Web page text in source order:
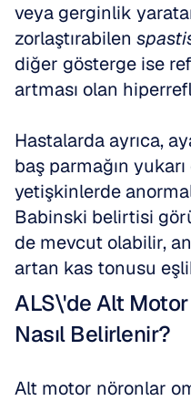
veya gerginlik
zorlaştırabilen
diğer gösterge ise
artması olan
Hastalarda ayrıca,
baş parmağın
yetişkinlerde
Babinski belirtisi
de mevcut olabilir,
artan kas tonusu
ALS\'de Alt Motor
Nasıl Belirlenir?
Alt motor nöronlar